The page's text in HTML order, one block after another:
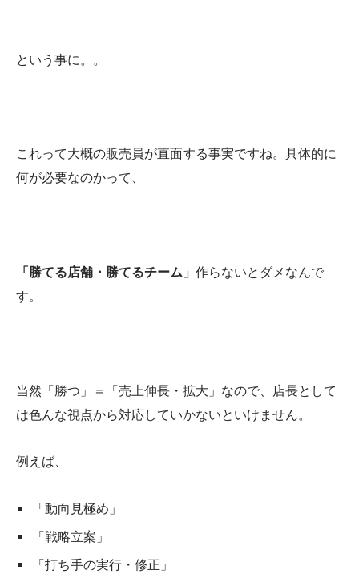
という事に。。
これって大概の販売員が直面する事実ですね。具体的に
何が必要なのかって、
「勝てる店舗・勝てるチーム」 作らないとダメなんで
す。
当然「勝つ」＝「売上伸長・拡大」なので、店長として
は色んな視点から対応していかないといけません。
例えば、
「動向見極め」
「戦略立案」
「打ち手の実行・修正」